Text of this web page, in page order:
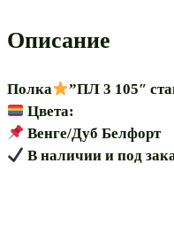
Описание
Полка
”ПЛ 3 105″
Цвета:
Венге/Дуб Белфорт
В наличии и под